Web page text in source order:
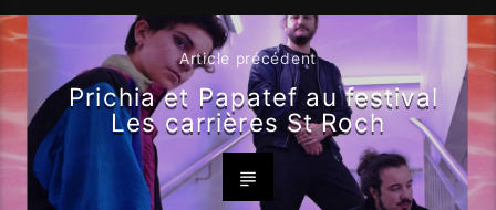
Article précédent
Prichia et Papatef au festival
Les carrières St Roch